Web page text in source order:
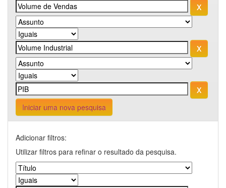
Iniciar uma nova pesquisa
Adicionar filtros:
Utilizar filtros para refinar o resultado da pesquisa.